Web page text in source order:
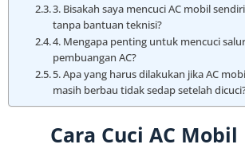
3. Bisakah saya mencuci AC mobil sendiri
tanpa bantuan teknisi?
4. Mengapa penting untuk mencuci
pembuangan AC?
5. Apa yang harus dilakukan jika AC
masih berbau tidak sedap setelah
Cara Cuci AC Mobil